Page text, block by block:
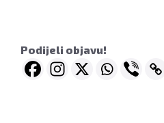
Podijeli objavu!